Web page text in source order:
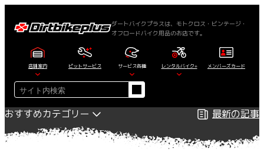
ダートバイクプラスは、モトクロス・ビンテージ・
オフロードバイク用品のお店です。
店舗案内 ピットサービス サービス各種 レンタルバイク+ メンバーズカード
検
索
おすすめカテゴリー
最新の記事